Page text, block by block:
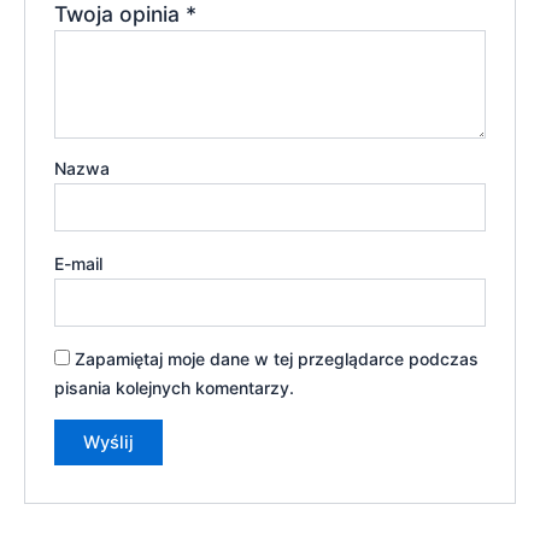
Twoja opinia *
Nazwa
E-mail
Zapamiętaj moje dane w tej przeglądarce podczas
pisania kolejnych komentarzy.